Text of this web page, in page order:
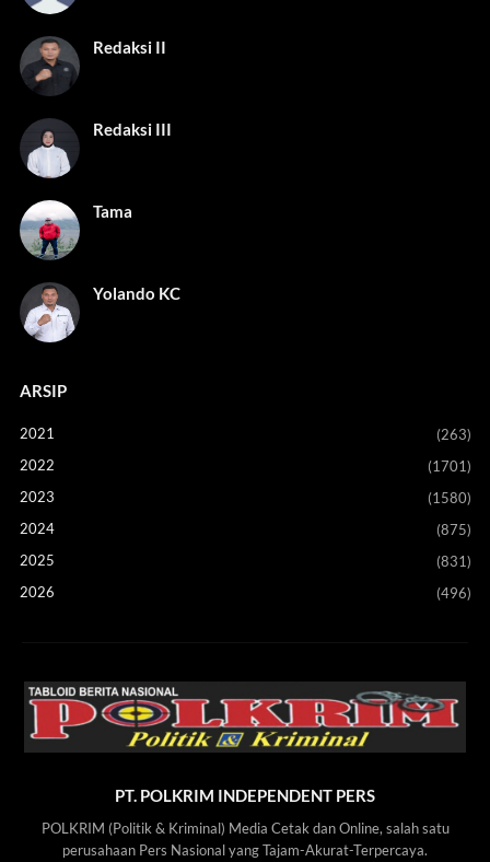
Redaksi II
Redaksi III
Tama
Yolando KC
ARSIP
2021
(263)
2022
(1701)
2023
(1580)
2024
(875)
2025
(831)
2026
(496)
PT. POLKRIM INDEPENDENT PERS
POLKRIM (Politik & Kriminal) Media Cetak dan Online, salah satu
perusahaan Pers Nasional yang Tajam-Akurat-Terpercaya.